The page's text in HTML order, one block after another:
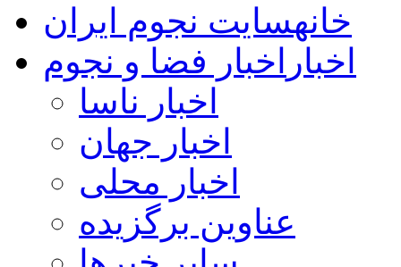
خانهسایت نجوم ایران
اخبار اخبار فضا و نجوم
اخبار ناسا
اخبار جهان
اخبار محلی
عناوین برگزیده